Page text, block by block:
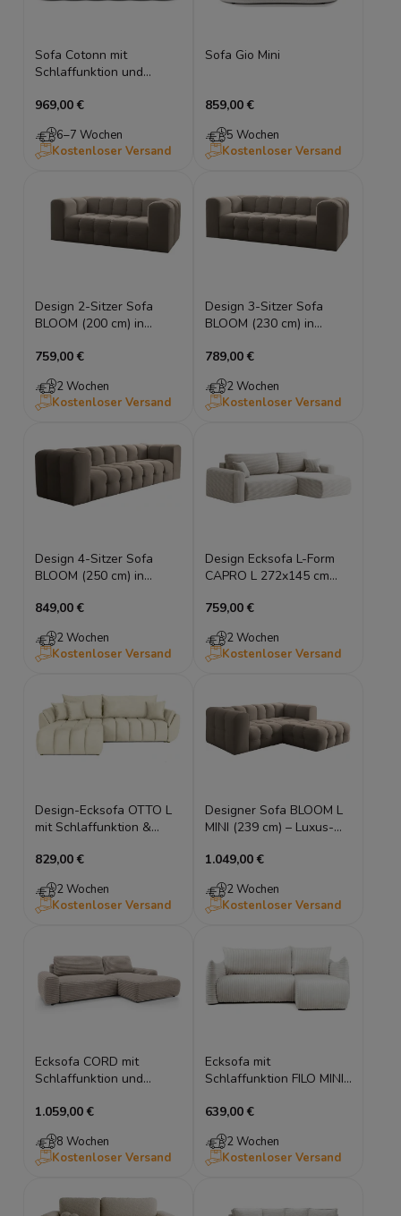
Sofa Cotonn mit
Schlaffunktion und
969,00 €
6–7 Wochen
Kostenloser Versand
Sofa Gio Mini
859,00 €
5 Wochen
Kostenloser Versand
Design 2-Sitzer Sofa
BLOOM (200 cm) in
759,00 €
2 Wochen
Kostenloser Versand
Design 3-Sitzer Sofa
BLOOM (230 cm) in
789,00 €
2 Wochen
Kostenloser Versand
Design 4-Sitzer Sofa
BLOOM (250 cm) in
849,00 €
2 Wochen
Kostenloser Versand
Design Ecksofa L-Form
CAPRO L 272x145 cm
Schlaffunktion &
Poso / Webstoff Verita
759,00 €
2 Wochen
Kostenloser Versand
Design-Ecksofa OTTO L
mit Schlaffunktion &
Stepp-Design, Universell
montierbar
829,00 €
2 Wochen
Kostenloser Versand
Designer Sofa BLOOM L
MINI (239 cm) – Luxus-
Design
1.049,00 €
2 Wochen
Kostenloser Versand
Ecksofa CORD mit
Schlaffunktion und
1.059,00 €
8 Wochen
Kostenloser Versand
Ecksofa mit
Schlaffunktion FILO MINI
Cord
639,00 €
2 Wochen
Kostenloser Versand